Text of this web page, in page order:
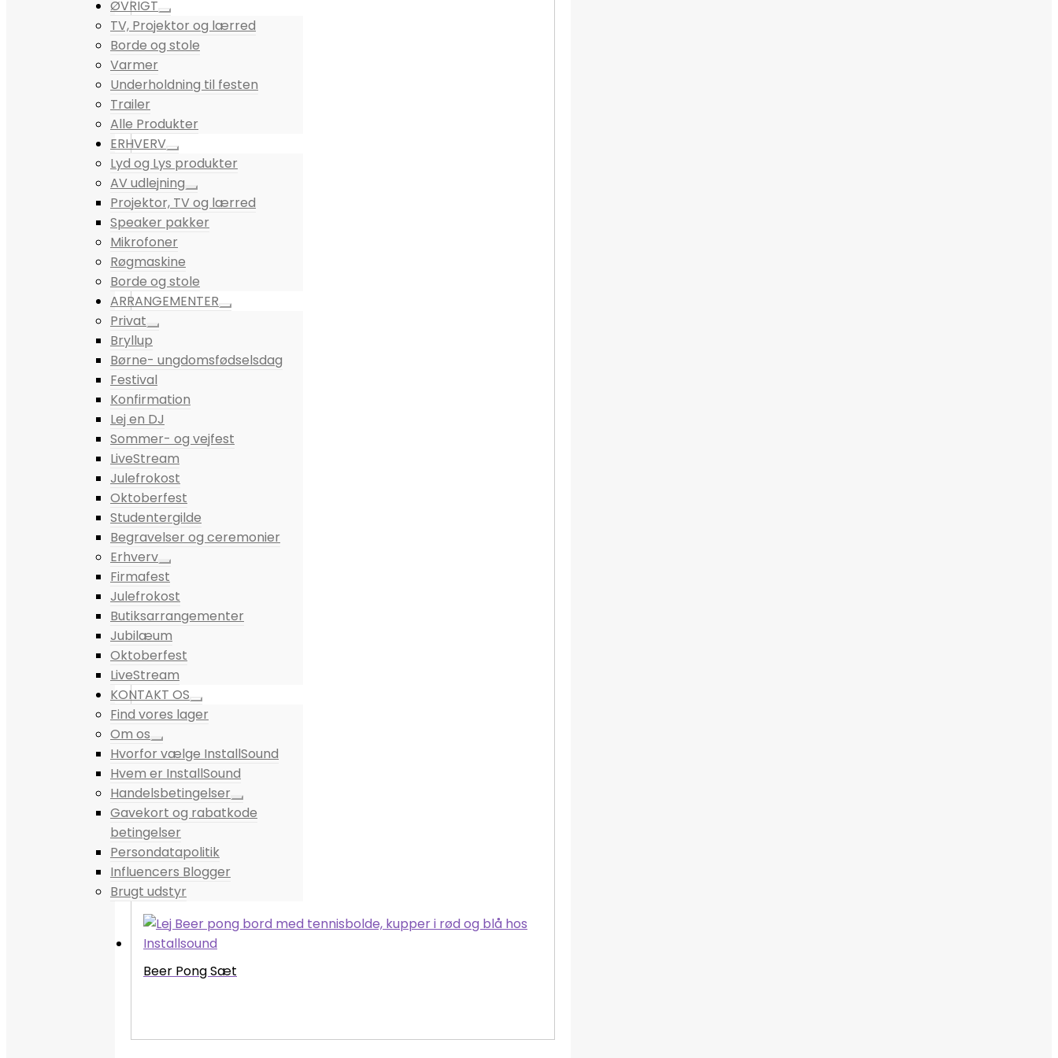
ØVRIGT
TV, Projektor og lærred
Borde og stole
Varmer
Underholdning til festen
Trailer
Alle Produkter
ERHVERV
Lyd og Lys produkter
AV udlejning
Projektor, TV og lærred
Speaker pakker
Mikrofoner
Røgmaskine
Borde og stole
ARRANGEMENTER
Privat
Bryllup
Børne- ungdomsfødselsdag
Festival
Konfirmation
Lej en DJ
Sommer- og vejfest
LiveStream
Julefrokost
Oktoberfest
Studentergilde
Begravelser og ceremonier
Erhverv
Firmafest
Julefrokost
Butiksarrangementer
Jubilæum
Oktoberfest
LiveStream
KONTAKT OS
Find vores lager
Om os
Hvorfor vælge InstallSound
Hvem er InstallSound
Handelsbetingelser
Gavekort og rabatkode
betingelser
Persondatapolitik
Influencers Blogger
Brugt udstyr
Beer Pong Sæt